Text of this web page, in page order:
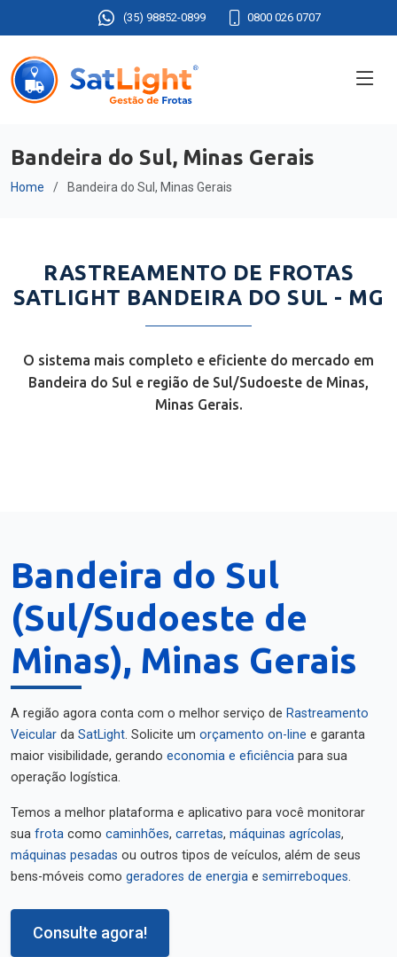
(35) 98852-0899 0800 026 0707
Bandeira do Sul, Minas Gerais
Home Bandeira do Sul, Minas Gerais
RASTREAMENTO DE FROTAS
SATLIGHT BANDEIRA DO SUL - MG
O sistema mais completo e eficiente do mercado em
Bandeira do Sul e região de Sul/Sudoeste de Minas,
Minas Gerais.
Bandeira do Sul
(Sul/Sudoeste de
Minas), Minas Gerais
A região agora conta com o melhor serviço de Rastreamento
Veicular da SatLight. Solicite um orçamento on-line e garanta
maior visibilidade, gerando economia e eficiência para sua
operação logística.
Temos a melhor plataforma e aplicativo para você monitorar
sua frota como caminhões, carretas, máquinas agrícolas,
máquinas pesadas ou outros tipos de veículos, além de seus
bens-móveis como geradores de energia e semirreboques.
Consulte agora!